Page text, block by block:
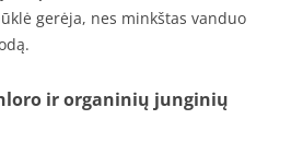
gerėja, nes minkštas vanduo
ir organinių junginių